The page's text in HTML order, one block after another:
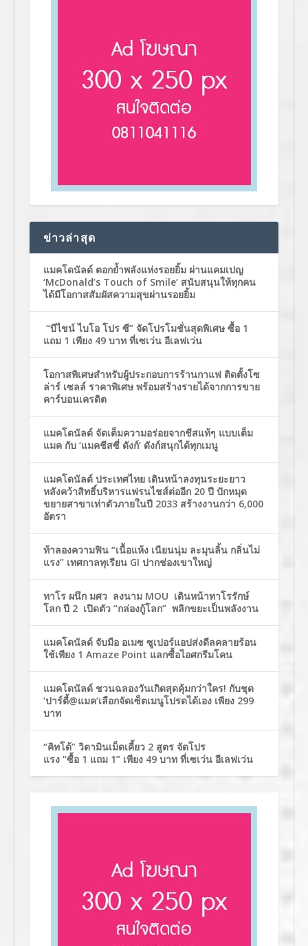
ข่าวล่าสุด
แมคโดนัลด์ ตอกย้ำพลังแห่งรอยยิ้ม ผ่านแคมเปญ
‘McDonald’s Touch of Smile’ สนับสนุนให้ทุกคน
ได้มีโอกาสสัมผัสความสุขผ่านรอยยิ้ม
“บีไชน์ ไบโอ โปร ซี” จัดโปรโมชั่นสุดพิเศษ ซื้อ 1
แถม 1 เพียง 49 บาท ที่เซเว่น อีเลฟเว่น
โอกาสพิเศษสำหรับผู้ประกอบการร้านกาแฟ ติดตั้งโซ
ล่าร์ เซลล์ ราคาพิเศษ พร้อมสร้างรายได้จากการขาย
คาร์บอนเครดิต
แมคโดนัลด์ จัดเต็มความอร่อยจากชีสแท้ๆ แบบเต็ม
แมค กับ ‘แมคชีสซี่ ดังก์’ ดังก์สนุกได้ทุกเมนู
แมคโดนัลด์ ประเทศไทย เดินหน้าลงทุนระยะยาว
หลังคว้าสิทธิ์บริหารแฟรนไชส์ต่ออีก 20 ปี ปักหมุด
ขยายสาขาเท่าตัวภายในปี 2033 สร้างงานกว่า 6,000
อัตรา
ท้าลองความฟิน “เนื้อแห้ง เนียนนุ่ม ละมุนลิ้น กลิ่นไม่
แรง” เทศกาลทุเรียน GI ปากช่องเขาใหญ่
ทาโร ผนึก มศว ลงนาม MOU เดินหน้าทาโรรักษ์
โลก ปี 2 เปิดตัว “กล่องกู้โลก” พลิกขยะเป็นพลังงาน
แมคโดนัลด์ จับมือ อเมซ ซูเปอร์แอปส่งดีลคลายร้อน
ใช้เพียง 1 Amaze Point แลกซื้อไอศกรีมโคน
แมคโดนัลด์ ชวนฉลองวันเกิดสุดคุ้มกว่าใคร! กับชุด
‘ปาร์ตี้@แมค’เลือกจัดเซ็ตเมนูโปรดได้เอง เพียง 299
บาท
“คิทโด้” วิตามินเม็ดเคี้ยว 2 สูตร จัดโปร
แรง “ซื้อ 1 แถม 1” เพียง 49 บาท ที่เซเว่น อีเลฟเว่น